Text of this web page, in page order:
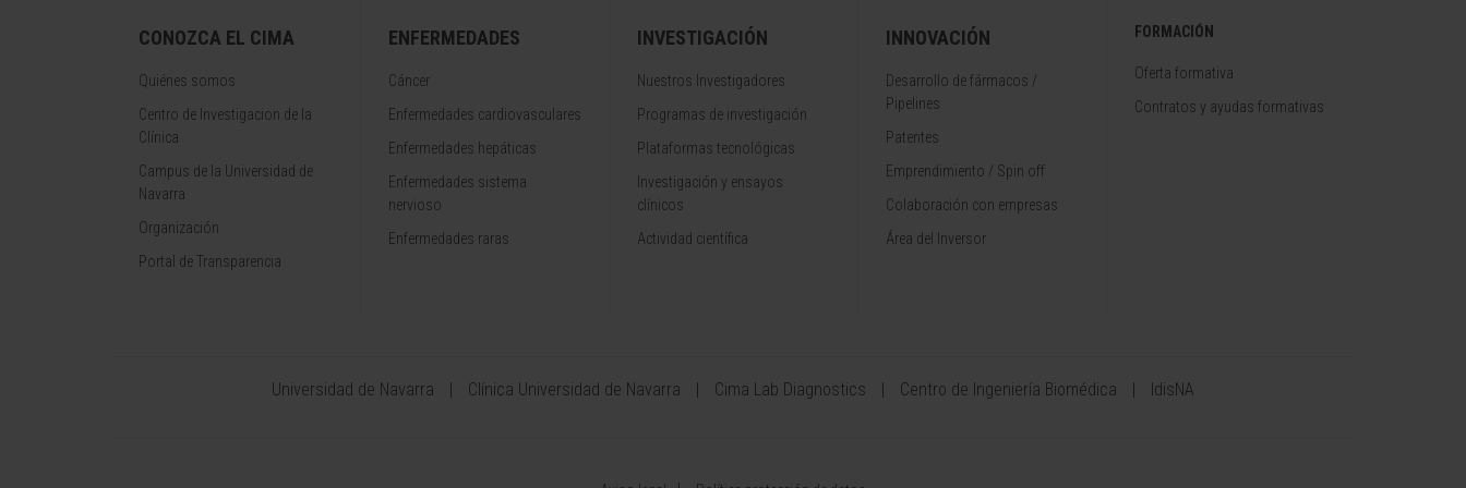
CONOZCA EL CIMA
Quiénes somos
Centro de Investigacion de la
Clínica
Campus de la Universidad de
Navarra
Organización
Portal de Transparencia
ENFERMEDADES
Cáncer
Enfermedades cardiovasculares
Enfermedades hepáticas
Enfermedades sistema
nervioso
Enfermedades raras
INVESTIGACIÓN
Nuestros Investigadores
Programas de investigación
Plataformas tecnológicas
Investigación y ensayos
clínicos
Actividad científica
INNOVACIÓN
Desarrollo de fármacos /
Pipelines
Patentes
Emprendimiento / Spin off
Colaboración con empresas
Área del Inversor
FORMACIÓN
Oferta formativa
Contratos y ayudas formativas
Universidad de Navarra Clínica Universidad de Navarra Cima Lab Diagnostics Centro de Ingeniería Biomédica IdisNA